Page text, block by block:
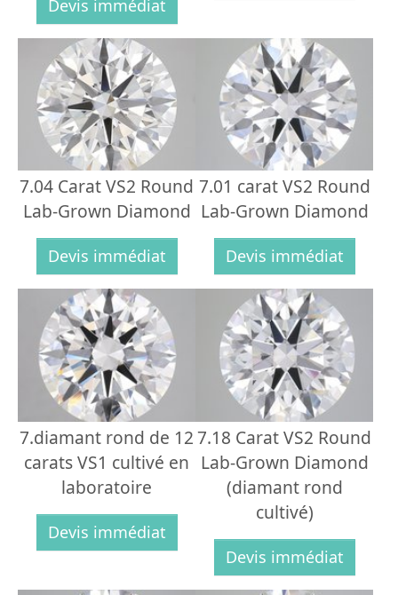
Devis immédiat
7.04 Carat VS2 Round
Lab-Grown Diamond
Devis immédiat
7.01 carat VS2 Round
Lab-Grown Diamond
Devis immédiat
7.diamant rond de 12
carats VS1 cultivé en
laboratoire
Devis immédiat
7.18 Carat VS2 Round
Lab-Grown Diamond
(diamant rond
cultivé)
Devis immédiat